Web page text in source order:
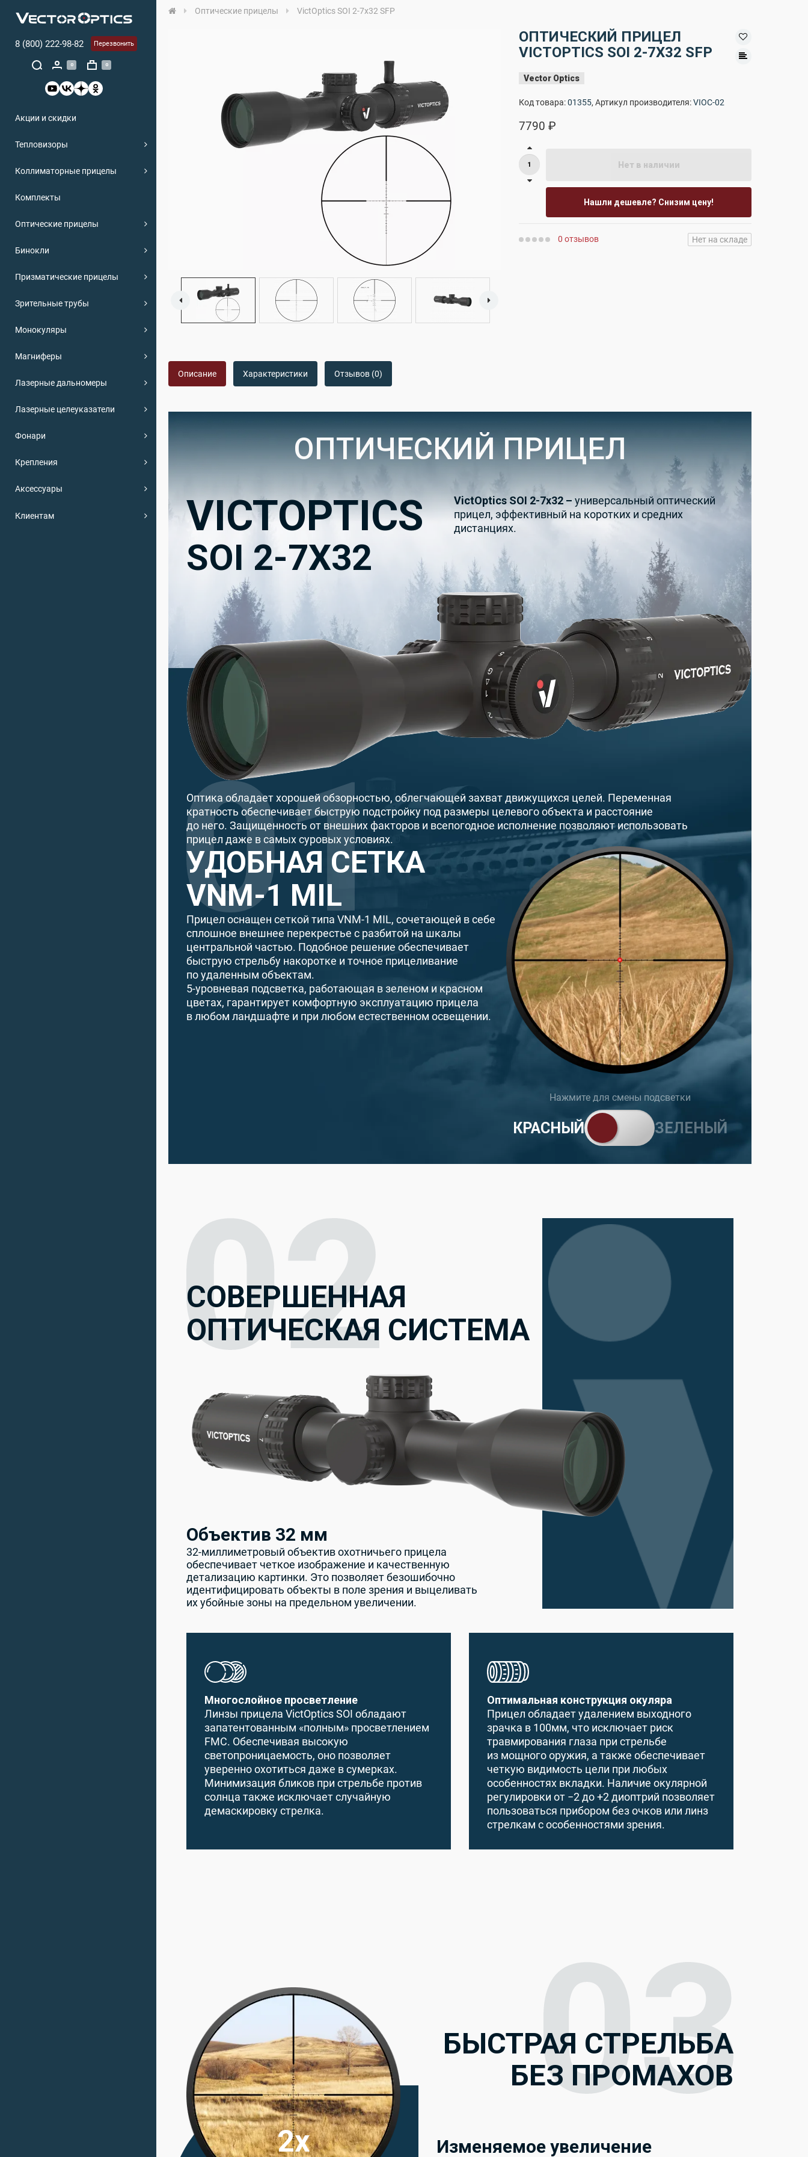
8 (800) 222-98-82 Перезвонить
0 0
Акции и скидки
Тепловизоры
Коллиматорные прицелы
Комплекты
Оптические прицелы
Бинокли
Призматические прицелы
Зрительные трубы
Монокуляры
Магниферы
Лазерные дальномеры
Лазерные целеуказатели
Фонари
Крепления
Аксессуары
Клиентам
Оптические прицелы VictOptics SOI 2-7x32 SFP
ОПТИЧЕСКИЙ ПРИЦЕЛ
VICTOPTICS SOI 2-7X32 SFP
Vector Optics
Код товара:01355, Артикул производителя:VIOC-02
7790 ₽
Нет в наличии
Нашли дешевле? Снизим цену!
0 отзывов Нет на складе
Описание Характеристики Отзывов (0)
ОПТИЧЕСКИЙ ПРИЦЕЛ
VICTOPTICS
SOI 2-7X32
VictOptics SOI 2-7x32 – универсальный оптический
прицел, эффективный на коротких и средних
дистанциях.
Оптика обладает хорошей обзорностью, облегчающей захват движущихся целей. Переменная
кратность обеспечивает быструю подстройку под размеры целевого объекта и расстояние
до него. Защищенность от внешних факторов и всепогодное исполнение позволяют использовать
прицел даже в самых суровых условиях.
УДОБНАЯ СЕТКА
VNM-1 MIL
Прицел оснащен сеткой типа VNM-1 MIL, сочетающей в себе
сплошное внешнее перекрестье с разбитой на шкалы
центральной частью. Подобное решение обеспечивает
быструю стрельбу накоротке и точное прицеливание
по удаленным объектам.
5-уровневая подсветка, работающая в зеленом и красном
цветах, гарантирует комфортную эксплуатацию прицела
в любом ландшафте и при любом естественном освещении.
Нажмите для смены подсветки
КРАСНЫЙ ЗЕЛЕНЫЙ
СОВЕРШЕННАЯ
ОПТИЧЕСКАЯ СИСТЕМА
Объектив 32 мм
32-миллиметровый объектив охотничьего прицела
обеспечивает четкое изображение и качественную
детализацию картинки. Это позволяет безошибочно
идентифицировать объекты в поле зрения и выцеливать
их убойные зоны на предельном увеличении.
Многослойное просветление
Линзы прицела VictOptics SOI обладают
запатентованным «полным» просветлением
FMC. Обеспечивая высокую
светопроницаемость, оно позволяет
уверенно охотиться даже в сумерках.
Минимизация бликов при стрельбе против
солнца также исключает случайную
демаскировку стрелка.
Оптимальная конструкция окуляра
Прицел обладает удалением выходного
зрачка в 100мм, что исключает риск
травмирования глаза при стрельбе
из мощного оружия, а также обеспечивает
четкую видимость цели при любых
особенностях вкладки. Наличие окулярной
регулировки от −2 до +2 диоптрий позволяет
пользоваться прибором без очков или линз
стрелкам с особенностями зрения.
БЫСТРАЯ СТРЕЛЬБА
БЕЗ ПРОМАХОВ
Изменяемое увеличение
2x